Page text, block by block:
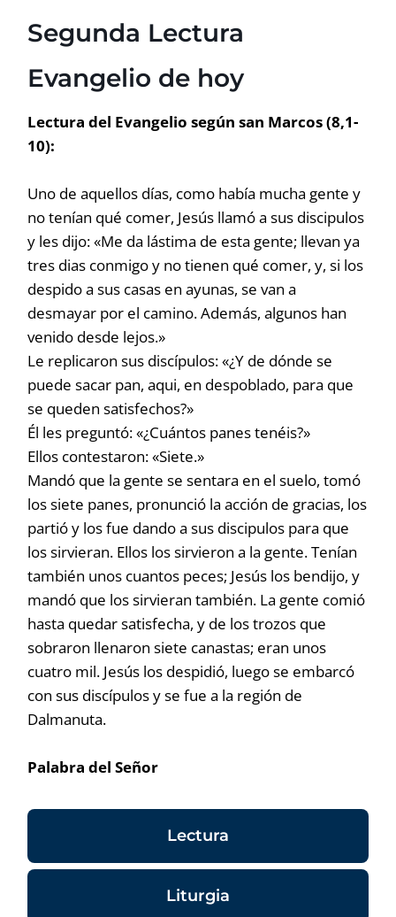
Segunda Lectura
Evangelio de hoy
Lectura del Evangelio según san Marcos (8,1-
10):
Uno de aquellos días, como había mucha gente y
no tenían qué comer, Jesús llamó a sus discipulos
y les dijo: «Me da lástima de esta gente; llevan ya
tres dias conmigo y no tienen qué comer, y, si los
despido a sus casas en ayunas, se van a
desmayar por el camino. Además, algunos han
venido desde lejos.»
Le replicaron sus discípulos: «¿Y de dónde se
puede sacar pan, aqui, en despoblado, para que
se queden satisfechos?»
Él les preguntó: «¿Cuántos panes tenéis?»
Ellos contestaron: «Siete.»
Mandó que la gente se sentara en el suelo, tomó
los siete panes, pronunció la acción de gracias, los
partió y los fue dando a sus discipulos para que
los sirvieran. Ellos los sirvieron a la gente. Tenían
también unos cuantos peces; Jesús los bendijo, y
mandó que los sirvieran también. La gente comió
hasta quedar satisfecha, y de los trozos que
sobraron llenaron siete canastas; eran unos
cuatro mil. Jesús los despidió, luego se embarcó
con sus discípulos y se fue a la región de
Dalmanuta.
Palabra del Señor
Lectura
Liturgia